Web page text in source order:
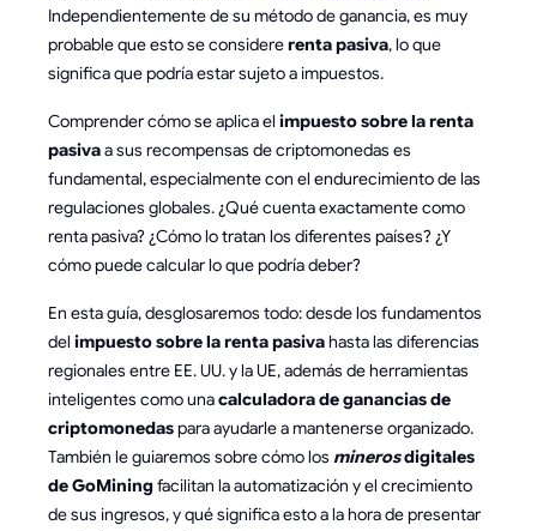
Independientemente de su método de ganancia, es muy
probable que esto se considererenta pasiva, lo que
significa que podría estar sujeto a impuestos.
Comprender cómo se aplica el impuesto sobre la renta
pasivaa sus recompensas de criptomonedas es
fundamental, especialmente con el endurecimiento de las
regulaciones globales. ¿Qué cuenta exactamente como
renta pasiva? ¿Cómo lo tratan los diferentes países? ¿Y
cómo puede calcular lo que podría deber?
En esta guía, desglosaremos todo: desde los fundamentos
del impuesto sobre la renta pasivahasta las diferencias
regionales entre EE. UU. y la UE, además de herramientas
inteligentes como unacalculadora de ganancias de
criptomonedaspara ayudarle a mantenerse organizado.
También le guiaremos sobre cómo los minerosdigitales
de GoMiningfacilitan la automatización y el crecimiento
de sus ingresos, y qué significa esto a la hora de presentar